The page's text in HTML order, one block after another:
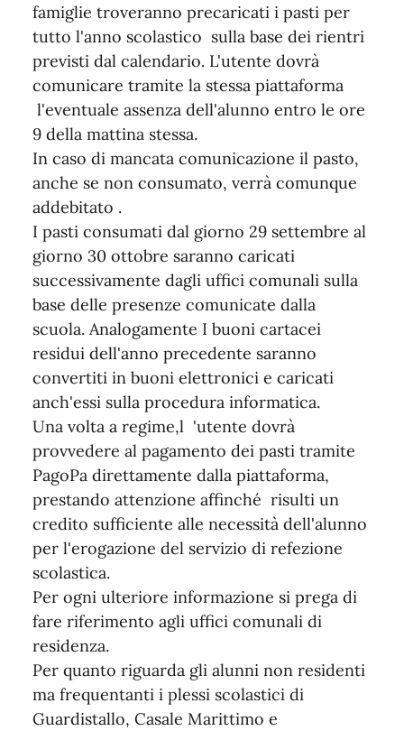
famiglie troveranno precaricati i pasti per
tutto l'anno scolastico sulla base dei rientri
previsti dal calendario. L'utente dovrà
comunicare tramite la stessa piattaforma
l'eventuale assenza dell'alunno entro le ore
9 della mattina stessa.
In caso di mancata comunicazione il pasto,
anche se non consumato, verrà comunque
addebitato .
I pasti consumati dal giorno 29 settembre al
giorno 30 ottobre saranno caricati
successivamente dagli uffici comunali sulla
base delle presenze comunicate dalla
scuola. Analogamente I buoni cartacei
residui dell'anno precedente saranno
convertiti in buoni elettronici e caricati
anch'essi sulla procedura informatica.
Una volta a regime,l 'utente dovrà
provvedere al pagamento dei pasti tramite
PagoPa direttamente dalla piattaforma,
prestando attenzione affinché risulti un
credito sufficiente alle necessità dell'alunno
per l'erogazione del servizio di refezione
scolastica.
Per ogni ulteriore informazione si prega di
fare riferimento agli uffici comunali di
residenza.
Per quanto riguarda gli alunni non residenti
ma frequentanti i plessi scolastici di
Guardistallo, Casale Marittimo e